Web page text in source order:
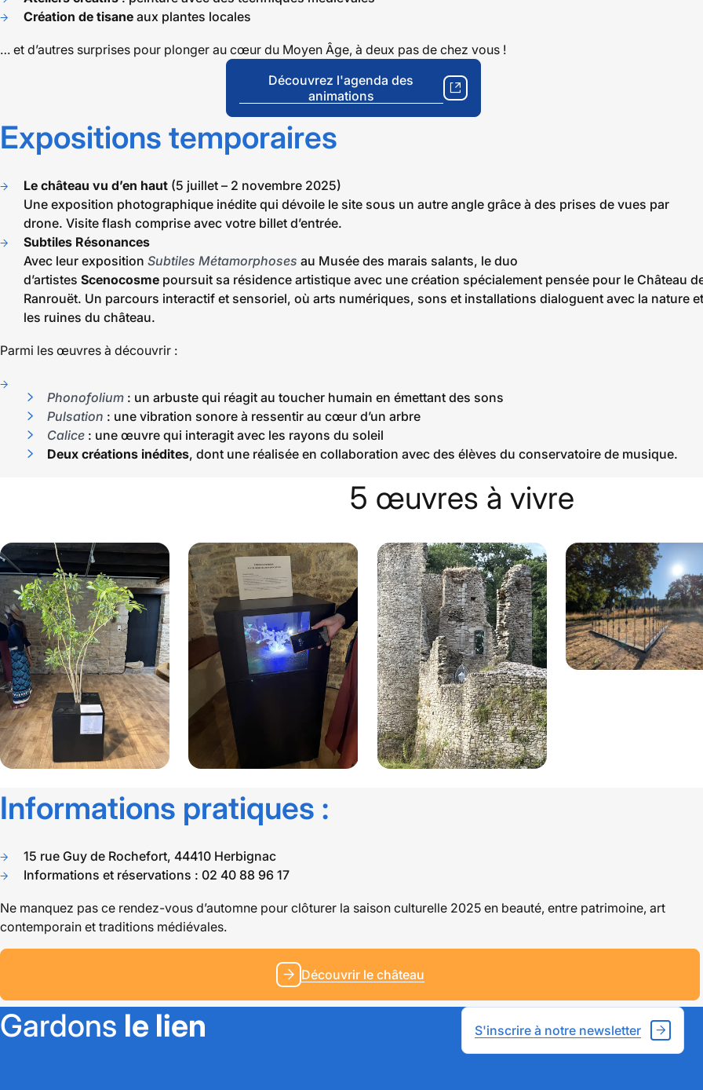
Création de tisane aux plantes locales
… et d’autres surprises pour plonger au cœur du Moyen Âge, à deux pas de chez vous !
Découvrez l'agenda des
animations
Expositions temporaires
Le château vu d’en haut (5 juillet – 2 novembre 2025)
Une exposition photographique inédite qui dévoile le site sous un autre angle grâce à des prises de vues par
drone. Visite flash comprise avec votre billet d’entrée.
Subtiles Résonances
Avec leur exposition Subtiles Métamorphoses au Musée des marais salants, le duo
d’artistes Scenocosme poursuit sa résidence artistique avec une création spécialement pensée pour le Château
Ranrouët. Un parcours interactif et sensoriel, où arts numériques, sons et installations dialoguent avec la nature et
les ruines du château.
Parmi les œuvres à découvrir :
Phonofolium : un arbuste qui réagit au toucher humain en émettant des sons
Pulsation : une vibration sonore à ressentir au cœur d’un arbre
Calice : une œuvre qui interagit avec les rayons du soleil
Deux créations inédites, dont une réalisée en collaboration avec des élèves du conservatoire de musique.
5 œuvres à vivre
@scenocosme
Informations pratiques :
15 rue Guy de Rochefort, 44410 Herbignac
Informations et réservations : 02 40 88 96 17
Ne manquez pas ce rendez-vous d’automne pour clôturer la saison culturelle 2025 en beauté, entre patrimoine, art
contemporain et traditions médiévales.
Découvrir le château
Gardons le lien S'inscrire à notre newsletter